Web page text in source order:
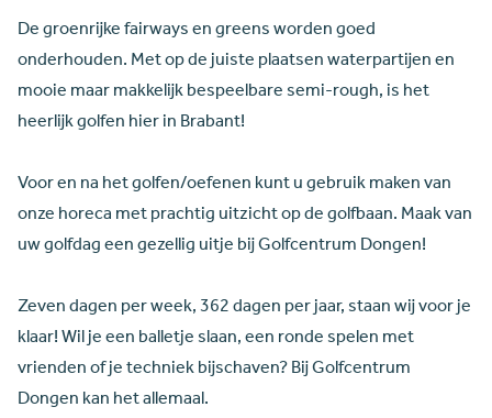
De groenrijke fairways en greens worden goed
onderhouden. Met op de juiste plaatsen waterpartijen en
mooie maar makkelijk bespeelbare semi-rough, is het
heerlijk golfen hier in Brabant!
Voor en na het golfen/oefenen kunt u gebruik maken van
onze horeca met prachtig uitzicht op de golfbaan. Maak van
uw golfdag een gezellig uitje bij Golfcentrum Dongen!
Zeven dagen per week, 362 dagen per jaar, staan wij voor je
klaar! Wil je een balletje slaan, een ronde spelen met
vrienden of je techniek bijschaven? Bij Golfcentrum
Dongen kan het allemaal.